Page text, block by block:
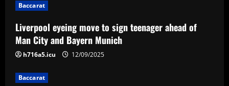
Arteta hit the jackpot with Arsenal star
who’s worth £22m more than Sesko
12/09/2025
Baccarat
Liverpool eyeing move to sign teenager ahead of
Man City and Bayern Munich
h716a5.icu 12/09/2025
Baccarat